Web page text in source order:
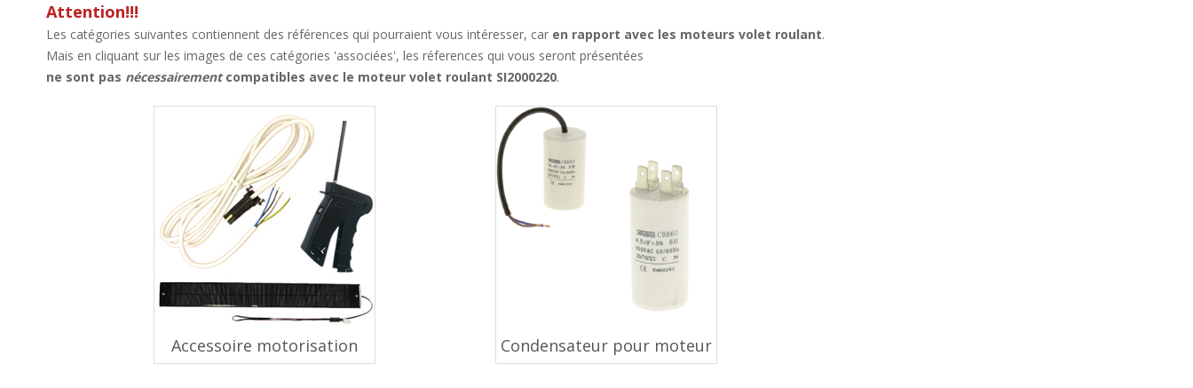
Attention!!!
Les catégories suivantes contiennent des références qui pourraient vous intéresser, car en rapport avec les moteurs volet roulant.
Mais en cliquant sur les images de ces catégories 'associées', les réferences qui vous seront présentées
ne sont pas nécessairementcompatibles avec le moteur volet roulant SI2000220.
Accessoire motorisation Condensateur pour moteur